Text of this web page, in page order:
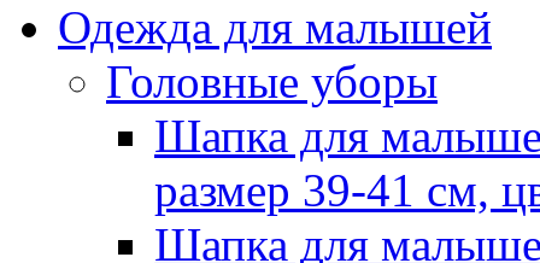
Одежда для малышей
Головные уборы
Шапка для
размер 39-41 см,
Шапка для